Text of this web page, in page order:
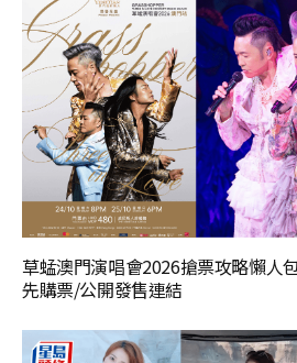
草蜢澳門演唱會2026搶票攻略懶人
先購票/公開發售連結